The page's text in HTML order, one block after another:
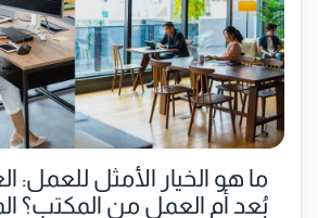
ما هو الخيار الأمثل للعمل:
بُعد أم العمل من المكتب؟